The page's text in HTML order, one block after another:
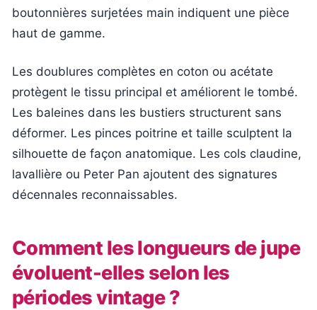
boutonnières surjetées main indiquent une pièce
haut de gamme.
Les doublures complètes en coton ou acétate
protègent le tissu principal et améliorent le tombé.
Les baleines dans les bustiers structurent sans
déformer. Les pinces poitrine et taille sculptent la
silhouette de façon anatomique. Les cols claudine,
lavallière ou Peter Pan ajoutent des signatures
décennales reconnaissables.
Comment les longueurs de jupe
évoluent-elles selon les
périodes vintage ?